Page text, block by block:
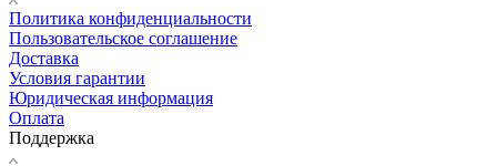
Политика конфиденциальности
Пользовательское соглашение
Доставка
Условия гарантии
Юридическая информация
Оплата
Поддержка